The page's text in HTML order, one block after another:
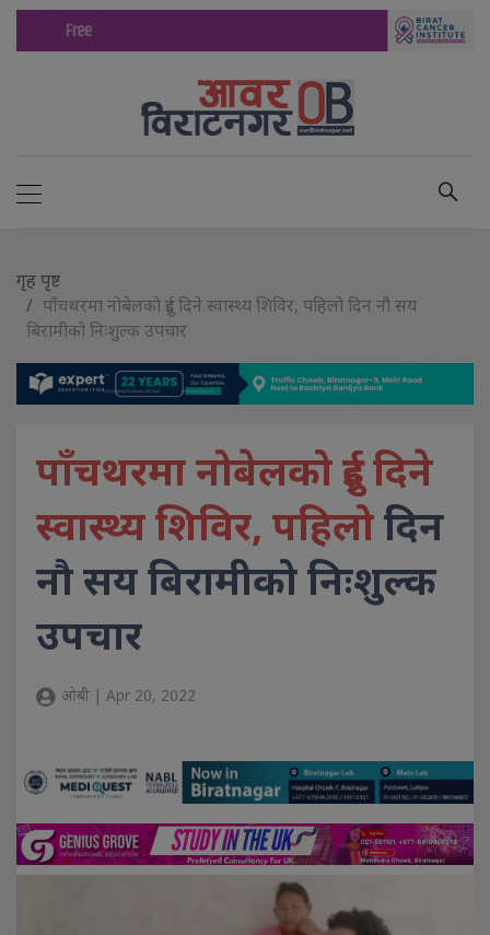
गृह पृष्ट
पाँचथरमा नोबेलको दुई दिने स्वास्थ्य शिविर, पहिलो दिन नौ सय
बिरामीको निःशुल्क उपचार
पाँचथरमा नोबेलको दुई दिने
स्वास्थ्य शिविर, पहिलोदिन
नौ सय बिरामीको निःशुल्क
उपचार
ओबी | Apr 20, 2022